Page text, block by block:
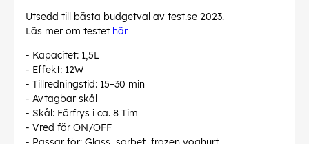
Utsedd till bästa budgetval av test.se 2023.
Läs mer om testet här
- Kapacitet: 1,5L
- Effekt: 12W
- Tillredningstid: 15–30 min
- Avtagbar skål
- Skål: Förfrys i ca. 8 Tim
- Vred för ON/OFF